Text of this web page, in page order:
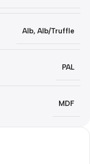
Alb, Alb/Truffle
PAL
MDF